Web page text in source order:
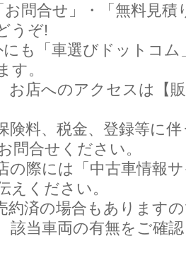
問合せ」・「無料見積
うぞ!
も「車選びドットコ
す。
お店へのアクセスは【
険料、税金、登録等に
問合せください。
の際には「中古車情報
えください。
約済の場合もあります
該当車両の有無をご確